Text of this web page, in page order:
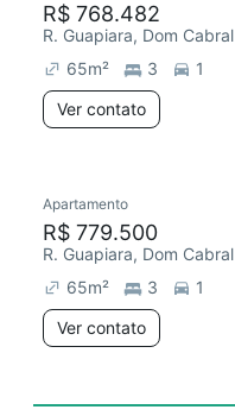
R$ 768.482
R. Guapiara, Dom Cabral
65m² 3
1
Ver contato
Apartamento
R$ 779.500
R. Guapiara, Dom Cabral
65m² 3
1
Ver contato